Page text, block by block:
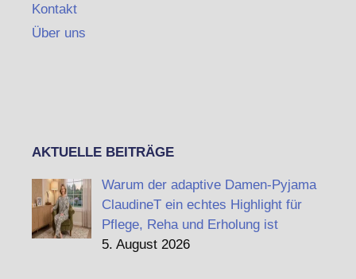
Kontakt
Über uns
AKTUELLE BEITRÄGE
Warum der adaptive Damen-Pyjama
ClaudineT ein echtes Highlight für
Pflege, Reha und Erholung ist
5. August 2026